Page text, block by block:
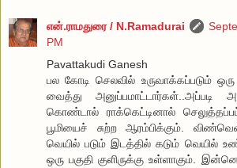
என்.ராமதுரை / N.Ramadurai
PM
Pavattakudi Ganesh
பல கோடி செலவில் உருவாக்கப்படும்
வைத்து அனுப்பமாட்டார்கள்..அப்படி
கொண்டால் ராக்கெட்டினால்
பூமியைச் சுற்ற ஆரம்பிக்கும்.
வெயில் படும் இடத்தில் கடும் வெயில்
ஒரு பகுதி குளிருக்கு உள்ளாகும்.